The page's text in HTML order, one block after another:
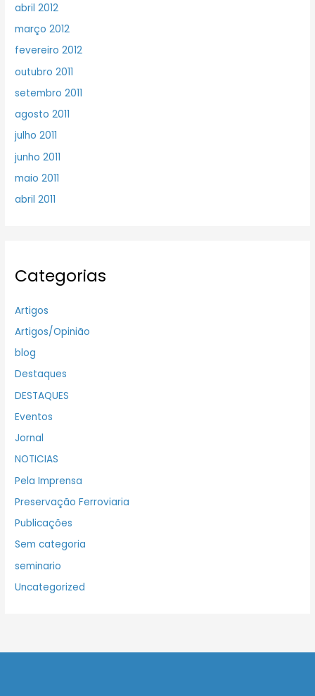
abril 2012
março 2012
fevereiro 2012
outubro 2011
setembro 2011
agosto 2011
julho 2011
junho 2011
maio 2011
abril 2011
Categorias
Artigos
Artigos/Opinião
blog
Destaques
DESTAQUES
Eventos
Jornal
NOTICIAS
Pela Imprensa
Preservação Ferroviaria
Publicações
Sem categoria
seminario
Uncategorized